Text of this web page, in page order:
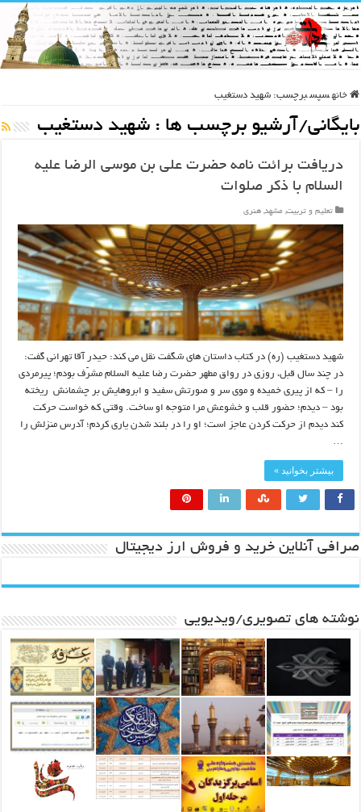
خانه سپس برچسب: شهید دستغیب
بایگانی/آرشیو برچسب ها : شهید دستغیب
دریافت برائت نامه حضرت علی بن موسی الرضا علیه
السلام با ذکر صلوات
تعلیم و تربیت, مشهد, هنری
شهید دستغیب (ره) در کتاب داستان ‌های شگفت‌ نقل می ‌کند: حیدر آقا تهرانی گفت:
در چند سال قبل، روزی در رواق مطهر حضرت رضا علیه السلام مشرّف بودم؛ پیرمردی
را – که از پیری خمیده و موی سر و صورتش سفید و ابروهایش بر چشمانش ‍ ریخته
بود – دیدم؛ حضور قلب و خشوعش مرا متوجه او ساخت. وقتی که خواست حرکت
کند دیدم از حرکت کردن عاجز است؛ او را در بلند شدن یاری کردم؛ آدرس منزلش را
…
بیشتر بخوانید »
صرافی آنلاین خرید و فروش ارز دیجیتال
نوشته های تصویری/ویدیویی